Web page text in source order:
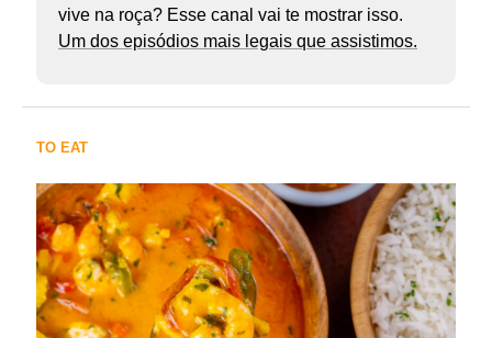
vive na roça? Esse canal vai te mostrar isso.
Um dos episódios mais legais que assistimos.
TO EAT